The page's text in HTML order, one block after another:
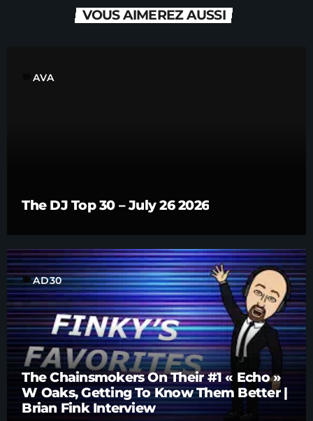
VOUS AIMEREZ AUSSI
AVA
The DJ Top 30 – July 26 2026
labelAD30
The Chainsmokers On Their #1 « Echo »
W Oaks, Getting To Know Them Better |
Brian Fink Interview